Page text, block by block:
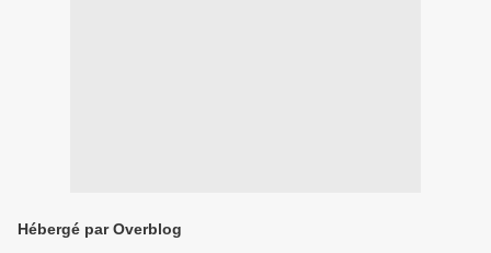
Hébergé par Overblog